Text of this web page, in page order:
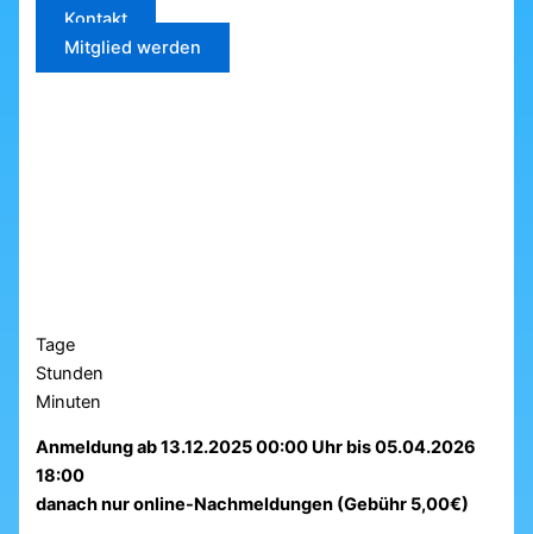
Kontakt
Mitglied werden
Tage
Stunden
Minuten
Anmeldung ab 13.12.2025 00:00 Uhr bis 05.04.2026
18:00
danach nur online-Nachmeldungen (Gebühr 5,00€)